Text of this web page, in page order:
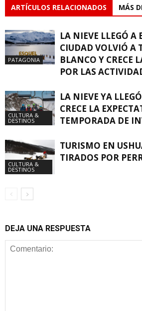
ARTÍCULOS RELACIONADOS MÁS
PATAGONIA
LA NIEVE LLEGÓ A
CIUDAD VOLVIÓ A
BLANCO Y CRECE
POR LAS
CULTURA &
DESTINOS
LA NIEVE YA
CRECE LA
TEMPORADA DE
CULTURA &
DESTINOS
TURISMO EN
TIRADOS POR
DEJA UNA RESPUESTA